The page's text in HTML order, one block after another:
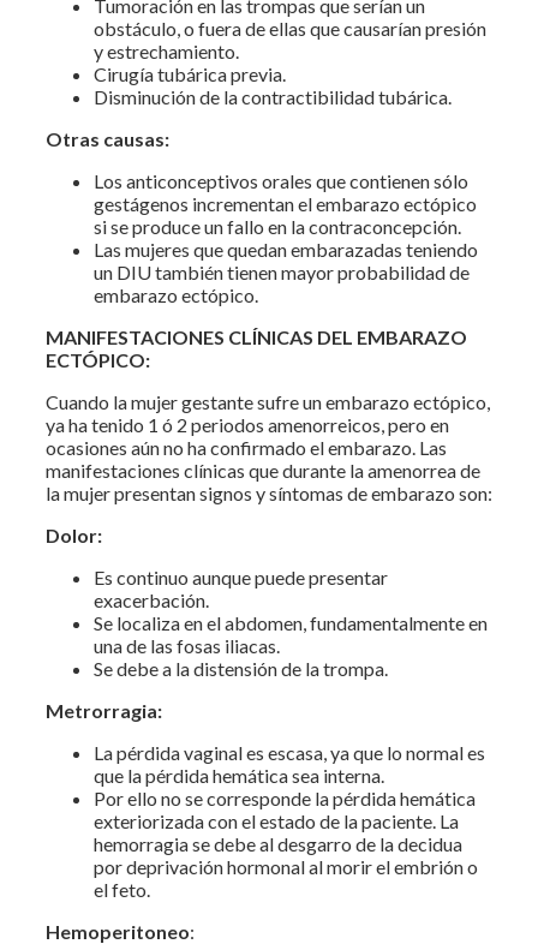
Tumoración en las trompas que serían un
obstáculo, o fuera de ellas que causarían presión
y estrechamiento.
Cirugía tubárica previa.
Disminución de la contractibilidad tubárica.
Otras causas:
Los anticonceptivos orales que contienen sólo
gestágenos incrementan el embarazo ectópico
si se produce un fallo en la contraconcepción.
Las mujeres que quedan embarazadas teniendo
un DIU también tienen mayor probabilidad de
embarazo ectópico.
MANIFESTACIONES CLÍNICAS DEL EMBARAZO
ECTÓPICO:
Cuando la mujer gestante sufre un embarazo ectópico,
ya ha tenido 1 ó 2 periodos amenorreicos, pero en
ocasiones aún no ha confirmado el embarazo. Las
manifestaciones clínicas que durante la amenorrea de
la mujer presentan signos y síntomas de embarazo son:
Dolor:
Es continuo aunque puede presentar
exacerbación.
Se localiza en el abdomen, fundamentalmente en
una de las fosas iliacas.
Se debe a la distensión de la trompa.
Metrorragia:
La pérdida vaginal es escasa, ya que lo normal es
que la pérdida hemática sea interna.
Por ello no se corresponde la pérdida hemática
exteriorizada con el estado de la paciente. La
hemorragia se debe al desgarro de la decidua
por deprivación hormonal al morir el embrión o
el feto.
Hemoperitoneo: